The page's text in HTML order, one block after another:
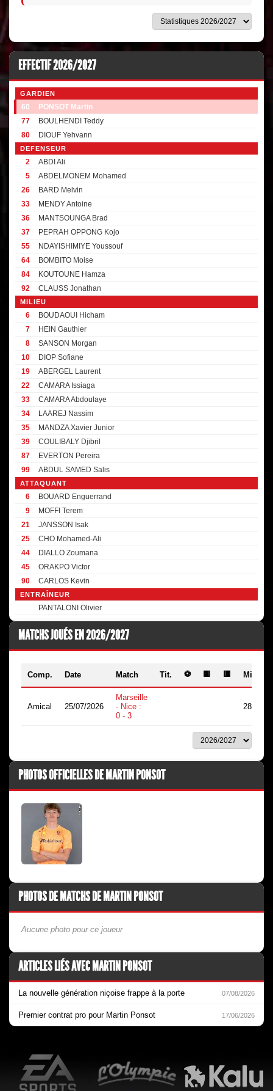
EFFECTIF 2026/2027
GARDIEN
60
PONSOT Martin
77
BOULHENDI Teddy
80
DIOUF Yehvann
DEFENSEUR
2
ABDI Ali
5
ABDELMONEM Mohamed
26
BARD Melvin
33
MENDY Antoine
36
MANTSOUNGA Brad
37
PEPRAH OPPONG Kojo
55
NDAYISHIMIYE Youssouf
64
BOMBITO Moise
84
KOUTOUNE Hamza
92
CLAUSS Jonathan
MILIEU
6
BOUDAOUI Hicham
7
HEIN Gauthier
8
SANSON Morgan
10
DIOP Sofiane
19
ABERGEL Laurent
22
CAMARA Issiaga
33
CAMARA Abdoulaye
34
LAAREJ Nassim
35
MANDZA Xavier Junior
39
COULIBALY Djibril
87
EVERTON Pereira
99
ABDUL SAMED Salis
ATTAQUANT
6
BOUARD Enguerrand
9
MOFFI Terem
21
JANSSON Isak
25
CHO Mohamed-Ali
44
DIALLO Zoumana
45
ORAKPO Victor
90
CARLOS Kevin
ENTRAÎNEUR
PANTALONI Olivier
MATCHS JOUÉS EN 2026/2027
Comp. Date Match Tit. ⚽ 🟨 🟥 Min.
Amical 25/07/2026
Marseille
- Nice :
0 - 3
28
PHOTOS OFFICIELLES DE MARTIN PONSOT
PHOTOS DE MATCHS DE MARTIN PONSOT
Aucune photo pour ce joueur
ARTICLES LIÉS AVEC MARTIN PONSOT
La nouvelle génération niçoise frappe à la porte 07/08/2026
Premier contrat pro pour Martin Ponsot 17/06/2026
EA Sports